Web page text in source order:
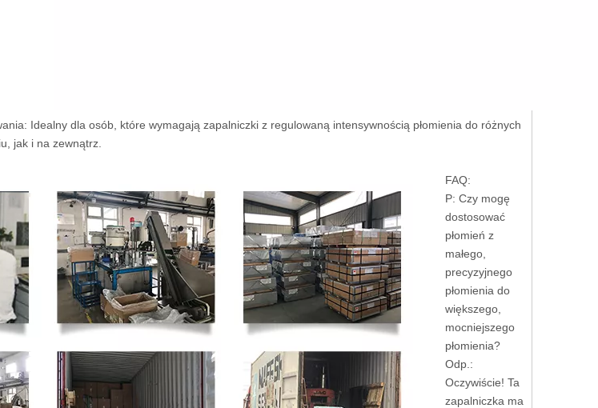
Idealny dla osób, które wymagają zapalniczki z regulowaną intensywnością płomienia do różnych
jak i na zewnątrz.
FAQ:
P: Czy mogę
dostosować
płomień z
małego,
precyzyjnego
płomienia do
większego,
mocniejszego
płomienia?
Odp.:
Oczywiście! Ta
zapalniczka ma